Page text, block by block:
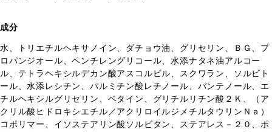
成分
水、トリエチルヘキサノイン、ダチョウ油、グリセリン、ＢＧ、プ
ロパンジオール、ペンチレングリコール、水添ナタネ油アルコー
ル、テトラヘキシルデカン酸アスコルビル、スクワラン、ソルビト
ール、水添レシチン、パルミチン酸レチノール、パンテノール、エ
チルヘキシルグリセリン、ベタイン、グリチルリチン酸２Ｋ、（ア
クリル酸ヒドロキシエチル／アクリロイルジメチルタウリンＮａ）
コポリマー、イソステアリン酸ソルビタン、ステアレス－２０、ポ